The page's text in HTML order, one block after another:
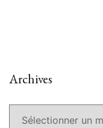
Archives